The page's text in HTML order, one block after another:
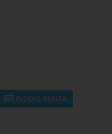
INDEKS BERITA